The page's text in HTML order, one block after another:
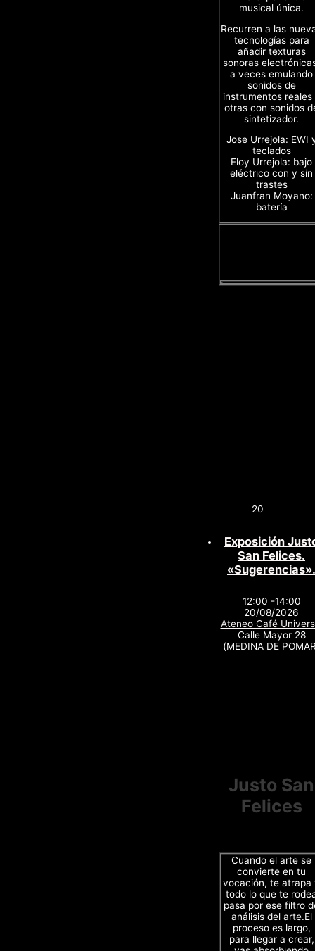
musical única.
Recurren a las
tecnologías para
añadir texturas
sonoras
a veces emulando
sonidos de
instrumentos reales
otras con sonidos
sintetizador.
Jose Urrejola: EWI
teclados
Eloy Urrejola: bajo
eléctrico con y sin
trastes
Juanfran Moyano:
batería
20
Exposición
San Felices.
«Sugerencias».
12:00 -14:00
20/08/2026
Ateneo Café
Calle Mayor 28
(MEDINA DE
Justo San
Felices
Cuando el arte se
convierte en tu
vocación, te atrapa
todo lo que te
pasa por ese filtro
análisis del arte.El
proceso es largo,
para llegar a crear,